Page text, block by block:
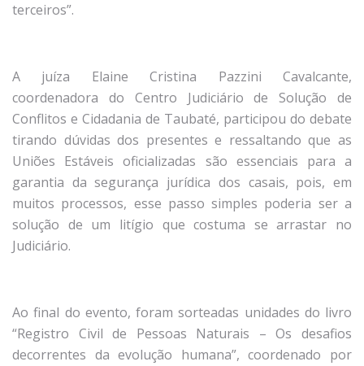
terceiros”.
A juíza Elaine Cristina Pazzini Cavalcante,
coordenadora do Centro Judiciário de Solução de
Conflitos e Cidadania de Taubaté, participou do debate
tirando dúvidas dos presentes e ressaltando que as
Uniões Estáveis oficializadas são essenciais para a
garantia da segurança jurídica dos casais, pois, em
muitos processos, esse passo simples poderia ser a
solução de um litígio que costuma se arrastar no
Judiciário.
Ao final do evento, foram sorteadas unidades do livro
“Registro Civil de Pessoas Naturais – Os desafios
decorrentes da evolução humana”, coordenado por